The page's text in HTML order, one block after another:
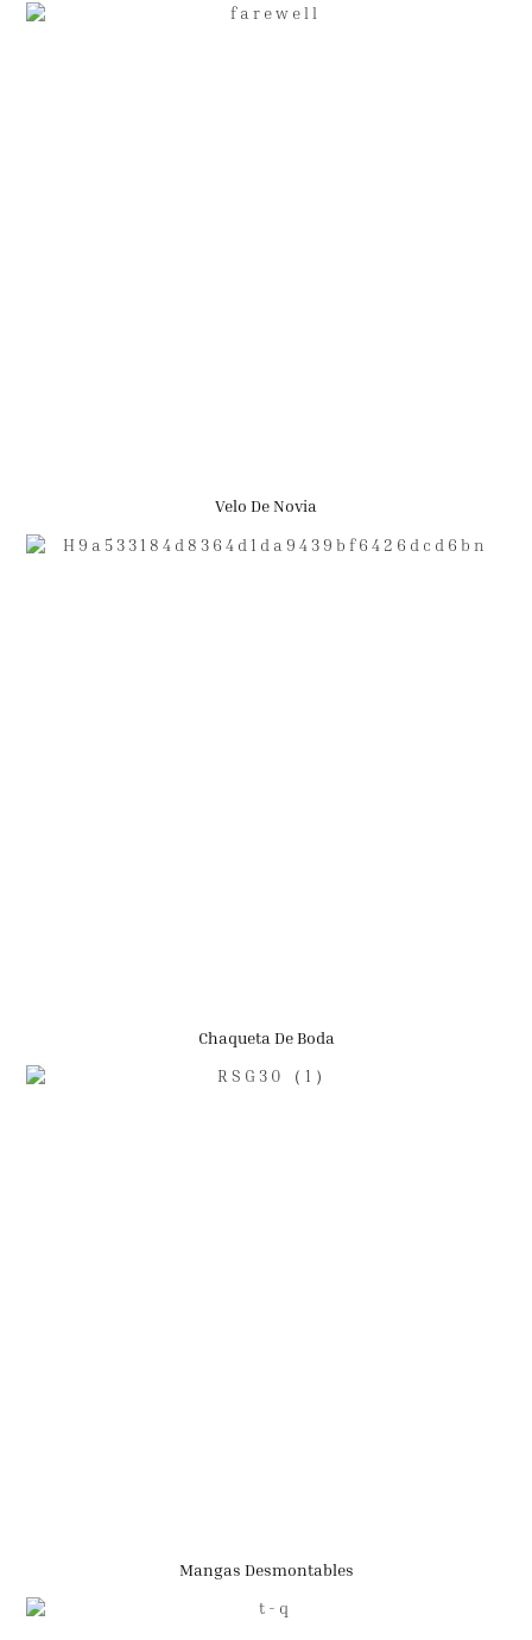
Velo De Novia
Chaqueta De Boda
Mangas Desmontables